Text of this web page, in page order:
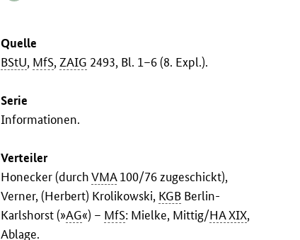
Quelle
BStU, MfS,ZAIG 2493, Bl. 1–6 (8. Expl.).
Serie
Informationen.
Verteiler
Honecker (durchVMA100/76 zugeschickt),
Verner, (Herbert) Krolikowski, KGB Berlin-
Karlshorst (»AG«) – MfS: Mielke, Mittig/HA XIX,
Ablage.